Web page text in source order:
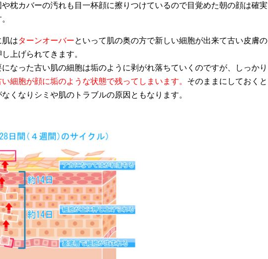
枕カバーの汚れも目一杯顔に擦りつけているので目覚めた朝の顔は確実
肌はターンオーバーといって肌の奥の方で新しい細胞が出来て古い皮膚の
表面に押し上げられてきます。
なった古い肌の細胞は垢のように剥がれ落ちていくのですが、しっかり
い細胞が顔に垢のような状態で残ってしまいます。 そのままにしておくと
くなりシミや肌のトラブルの原因ともなります。